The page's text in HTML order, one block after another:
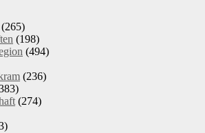
(265)
(198)
(494)
(236)
(274)